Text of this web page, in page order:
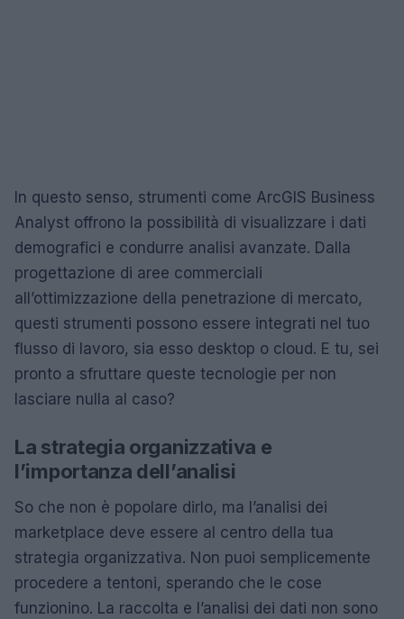
In questo senso, strumenti come ArcGIS Business
Analyst offrono la possibilità di visualizzare i dati
demografici e condurre analisi avanzate. Dalla
progettazione di aree commerciali
all’ottimizzazione della penetrazione di mercato,
questi strumenti possono essere integrati nel tuo
flusso di lavoro, sia esso desktop o cloud. E tu, sei
pronto a sfruttare queste tecnologie per non
lasciare nulla al caso?
La strategia organizzativa e
l’importanza dell’analisi
So che non è popolare dirlo, ma l’analisi dei
marketplace deve essere al centro della tua
strategia organizzativa. Non puoi semplicemente
procedere a tentoni, sperando che le cose
funzionino. La raccolta e l’analisi dei dati non sono